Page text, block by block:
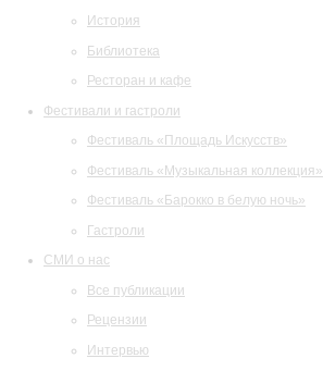
История
Библиотека
Ресторан и кафе
Фестивали и гастроли
Фестиваль «Площадь Искусств»
Фестиваль «Музыкальная коллекция»
Фестиваль «Барокко в белую ночь»
Гастроли
СМИ о нас
Все публикации
Рецензии
Интервью